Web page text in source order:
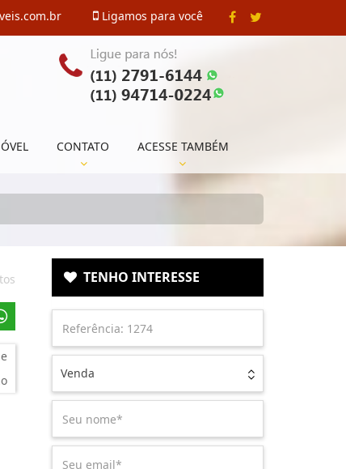
Ligamos para você
CONTATO ACESSE TAMBÉM
TENHO INTERESSE
Venda